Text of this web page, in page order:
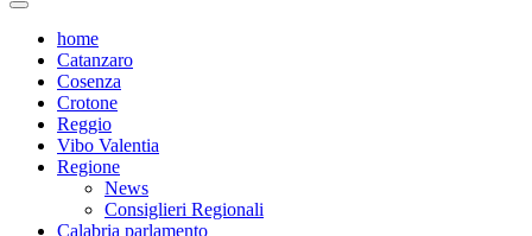
home
Catanzaro
Cosenza
Crotone
Reggio
Vibo Valentia
Regione
News
Consiglieri Regionali
Calabria parlamento